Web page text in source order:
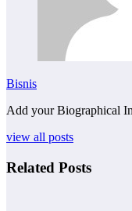
Bisnis
Add your Biographical
view all posts
Related Posts